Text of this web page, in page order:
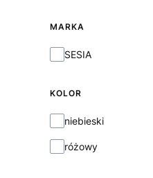
MARKA
Marka
SESIA
KOLOR
KOLOR
niebieski
różowy